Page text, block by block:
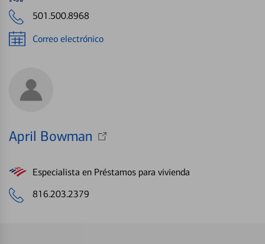
501.500.8968
Correo electrónico
April Bowman
Especialista en Préstamos para vivienda
816.203.2379